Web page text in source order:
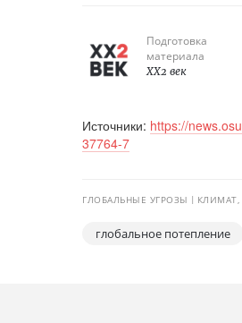
Подготовка
материала
XX2 век
Источники: https://
37764-7
ГЛОБАЛЬНЫЕ УГРОЗЫ
глобальное потепление